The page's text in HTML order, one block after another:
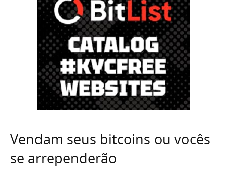
Vendam seus bitcoins ou vocês
se arrependerão